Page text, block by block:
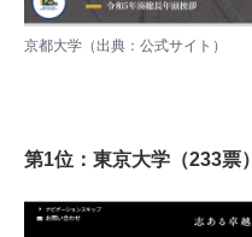
京都大学（出典： 公式サイト ）
第1位：東京大学（233票）